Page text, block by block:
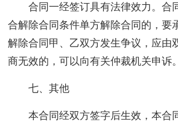
合同一经签订具有法律效力。合
合解除合同条件单方解除合同的，要
解除合同甲、乙双方发生争议，应由
商无效的，可以向有关仲裁机关申诉。
七、其他
本合同经双方签字后生效，本合